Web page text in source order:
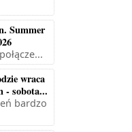
Summer
wraca
- sobota...
bardzo